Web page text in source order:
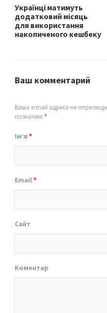
Українці матимуть
додатковий місяць
для використання
накопиченого кешбеку
Ваш комментарий
Ваша e-mail адреса не
позначені *
Ім’я *
Email*
Сайт
Коментар